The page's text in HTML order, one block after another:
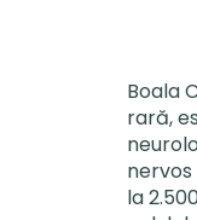
Boala
rară,
nervos
la